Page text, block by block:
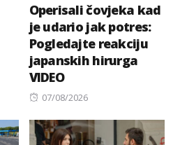
Operisali čovjeka kad
je udario jak potres:
Pogledajte reakciju
japanskih hirurga
VIDEO
Posted
07/08/2026